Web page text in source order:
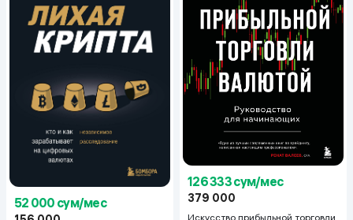
52 000 сум/мес
126 333 сум/мес
379 000
Искусство прибыльной торговли